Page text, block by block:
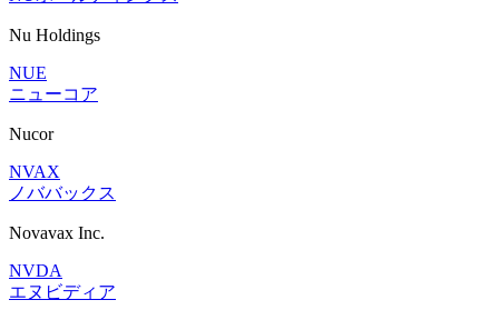
Nu Holdings
NUE
ニューコア
Nucor
NVAX
ノババックス
Novavax Inc.
NVDA
エヌビディア